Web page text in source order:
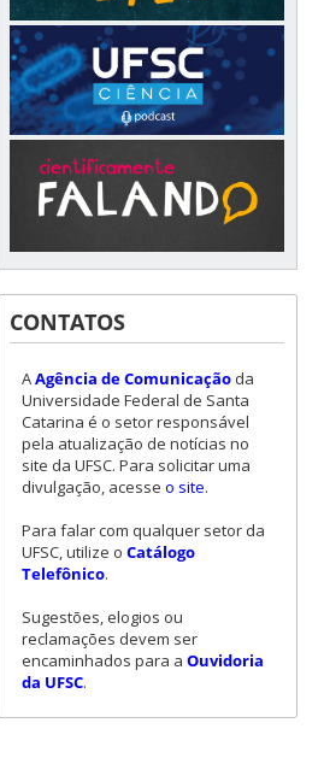
CONTATOS
AAgência de Comunicaçãoda
Universidade Federal de Santa
Catarina é o setor responsável
pela atualização de notícias no
site da UFSC. Para solicitar uma
divulgação, acesse o site.
Para falar com qualquer setor da
UFSC, utilize o Catálogo
Telefônico.
Sugestões, elogios ou
reclamações devem ser
encaminhados para a Ouvidoria
da UFSC.